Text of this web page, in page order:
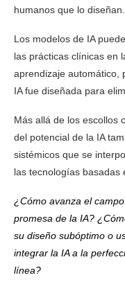
humanos que lo diseñan.
Los modelos de IA
las prácticas clínicas en
aprendizaje automático,
IA fue diseñada para
Más allá de los escollos
del potencial de la IA
sistémicos que se
las tecnologías basadas
¿Cómo avanza el
promesa de la IA?
su diseño subóptimo o
integrar la IA a la
línea?